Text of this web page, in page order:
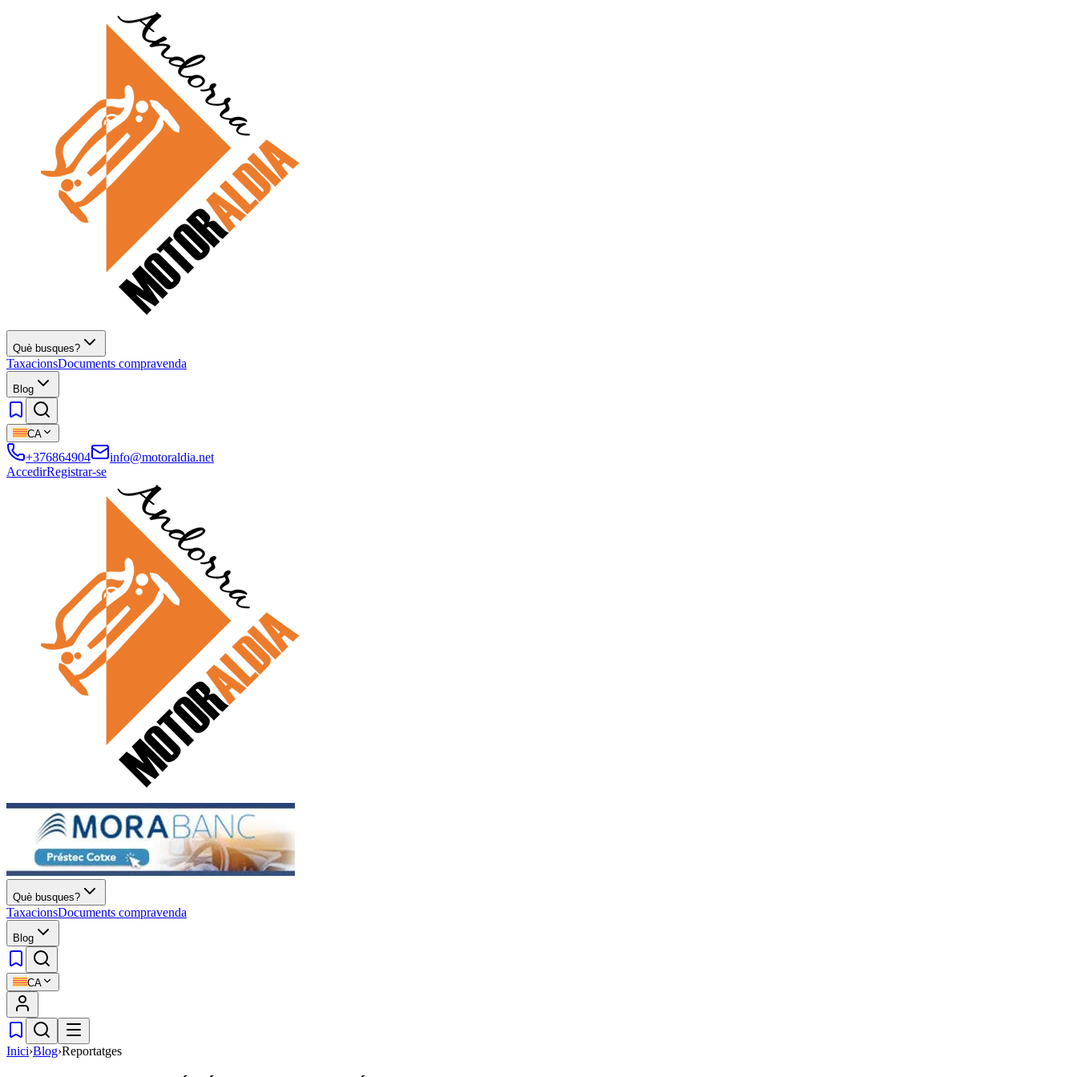
Què busques?
TaxacionsDocuments compravenda
Blog
CA
+376864904
info@motoraldia.net
AccedirRegistrar-se
Què busques?
TaxacionsDocuments compravenda
Blog
CA
Inici›Blog›Reportatges